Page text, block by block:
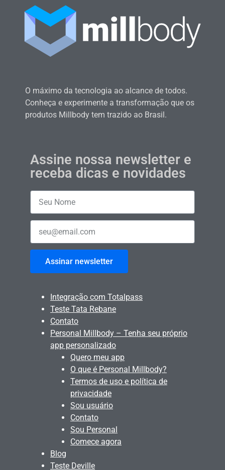
O máximo da tecnologia ao alcance de todos.
Conheça e experimente a transformação que os
produtos Millbody tem trazido ao Brasil.
Assine nossa newsletter e
receba dicas e novidades
Assinar newsletter
Integração com Totalpass
Teste Tata Rebane
Contato
Personal Millbody – Tenha seu próprio
app personalizado
Quero meu app
O que é Personal Millbody?
Termos de uso e política de
privacidade
Sou usuário
Contato
Sou Personal
Comece agora
Blog
Teste Deville